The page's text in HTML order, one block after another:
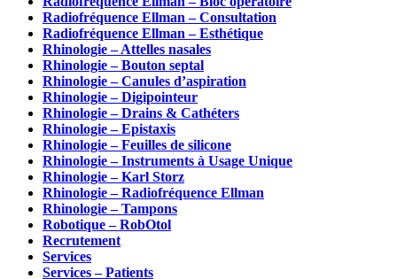
Radiofréquence Ellman – Consultation
Radiofréquence Ellman – Esthétique
Rhinologie – Attelles nasales
Rhinologie – Bouton septal
Rhinologie – Canules d’aspiration
Rhinologie – Digipointeur
Rhinologie – Drains & Cathéters
Rhinologie – Epistaxis
Rhinologie – Feuilles de silicone
Rhinologie – Instruments à Usage Unique
Rhinologie – Karl Storz
Rhinologie – Radiofréquence Ellman
Rhinologie – Tampons
Robotique – RobOtol
Recrutement
Services
Services – Patients